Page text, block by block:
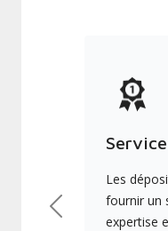
Les
fournir un
expertise
Précédent